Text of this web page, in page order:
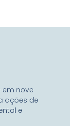
em nove
ações de
e